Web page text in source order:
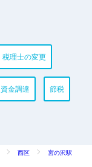
税理士の変更
資金調達 節税
西区
宮の沢駅